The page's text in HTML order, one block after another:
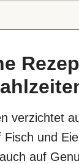
verzichtet
und
auf